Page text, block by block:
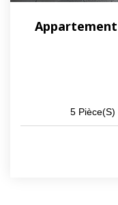
Appartement
5 Pièce(s)